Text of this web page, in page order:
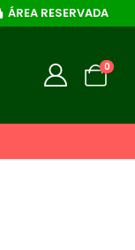
ÁREA RESERVADA
0